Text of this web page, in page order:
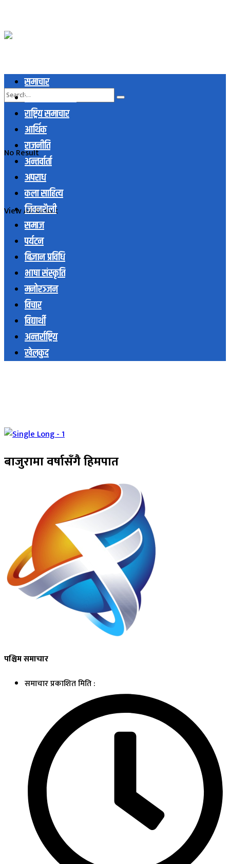
No Result
View All Result
समाचार
स्थानिय समाचार
राष्ट्रिय समाचार
आर्थिक
राजनीति
अन्तर्वार्ता
अपराध
कला साहित्य
जिवनशैली
समाज
पर्यटन
बिज्ञान प्रविधि
भाषा संस्कृति
मनोरञ्जन
विचार
विद्यार्थी
अन्तर्राष्ट्रिय
खेलकुद
बाजुरामा वर्षासँगै हिमपात
पश्चिम समाचार
समाचार प्रकाशित मिति :